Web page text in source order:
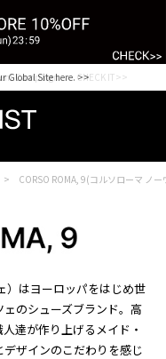
Global Site here. >>
Campaign CHECK IT>>
CORSO ROMA, 9(コルソローマ ノ
）はヨーロッパをはじめ世
のシューズブランド。高
達が作り上げるメイド・
ザインのこだわりを感じ